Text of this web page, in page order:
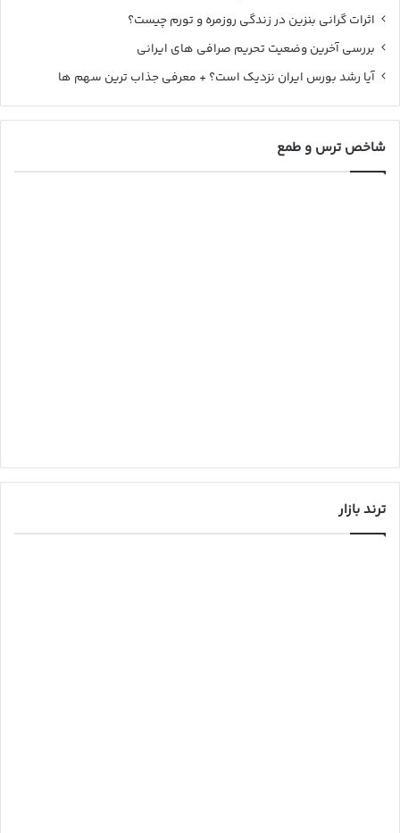
اثرات گرانی بنزین در زندگی روزمره و تورم چیست؟
بررسی آخرین وضعیت تحریم صرافی های ایرانی
آیا رشد بورس ایران نزدیک است؟ + معرفی جذاب ترین سهم ها
شاخص ترس و طمع
ترند بازار